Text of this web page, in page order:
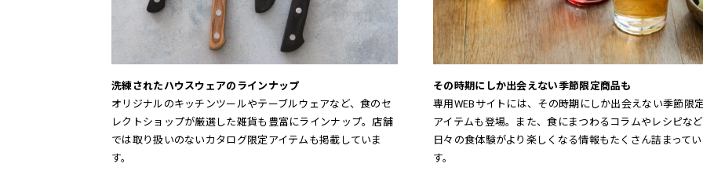
洗練されたハウスウェアのラインナップ
オリジナルのキッチンツールやテーブルウェアなど、食のセ
レクトショップが厳選した雑貨も豊富にラインナップ。店舗
では取り扱いのないカタログ限定アイテムも掲載していま
す。
その時期にしか出会えない季節限定商品も
専用WEBサイトには、その時期にしか出会えない季節限
アイテムも登場。また、食にまつわるコラムやレシピな
日々の食体験がより楽しくなる情報もたくさん詰まって
す。